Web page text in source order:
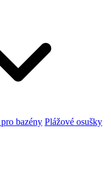
bazény Plážové osušky